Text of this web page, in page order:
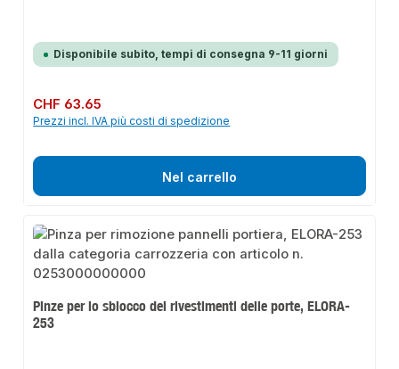
Disponibile subito, tempi di consegna 9-11 giorni
Prezzo normale:
CHF 63.65
Prezzi incl. IVA più costi di spedizione
Nel carrello
Pinze per lo sblocco dei rivestimenti delle porte, ELORA-
253